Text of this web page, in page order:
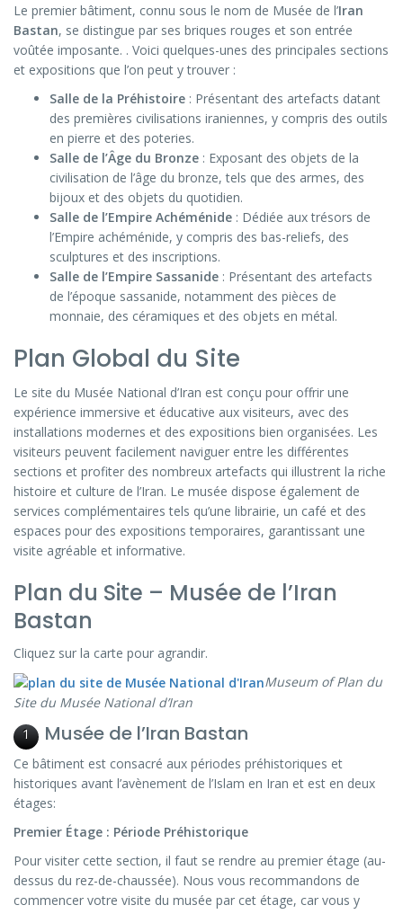
Le premier bâtiment, connu sous le nom de Musée de l’Iran
Bastan, se distingue par ses briques rouges et son entrée
voûtée imposante. . Voici quelques-unes des principales sections
et expositions que l’on peut y trouver :
Salle de la Préhistoire : Présentant des artefacts datant
des premières civilisations iraniennes, y compris des outils
en pierre et des poteries.
Salle de l’Âge du Bronze : Exposant des objets de la
civilisation de l’âge du bronze, tels que des armes, des
bijoux et des objets du quotidien.
Salle de l’Empire Achéménide : Dédiée aux trésors de
l’Empire achéménide, y compris des bas-reliefs, des
sculptures et des inscriptions.
Salle de l’Empire Sassanide : Présentant des artefacts
de l’époque sassanide, notamment des pièces de
monnaie, des céramiques et des objets en métal.
Plan Global du Site
Le site du Musée National d’Iran est conçu pour offrir une
expérience immersive et éducative aux visiteurs, avec des
installations modernes et des expositions bien organisées. Les
visiteurs peuvent facilement naviguer entre les différentes
sections et profiter des nombreux artefacts qui illustrent la riche
histoire et culture de l’Iran. Le musée dispose également de
services complémentaires tels qu’une librairie, un café et des
espaces pour des expositions temporaires, garantissant une
visite agréable et informative.
Plan du Site – Musée de l’Iran
Bastan
Cliquez sur la carte pour agrandir.
Museum of Plan du
Site du Musée National d’Iran
1
Musée de l’Iran Bastan
Ce bâtiment est consacré aux périodes préhistoriques et
historiques avant l’avènement de l’Islam en Iran et est en deux
étages:
Premier Étage : Période Préhistorique
Pour visiter cette section, il faut se rendre au premier étage (au-
dessus du rez-de-chaussée). Nous vous recommandons de
commencer votre visite du musée par cet étage, car vous y